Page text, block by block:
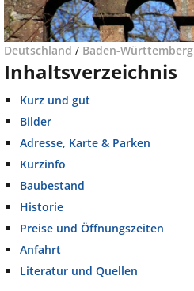
Deutschland / Baden-Württemberg
Inhaltsverzeichnis
Kurz und gut
Bilder
Adresse, Karte & Parken
Kurzinfo
Baubestand
Historie
Preise und Öffnungszeiten
Anfahrt
Literatur und Quellen